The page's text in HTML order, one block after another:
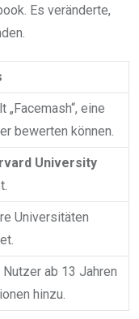
Es veränderte,
eine
bewerten können.
University
Universitäten
ab 13 Jahren
hinzu.